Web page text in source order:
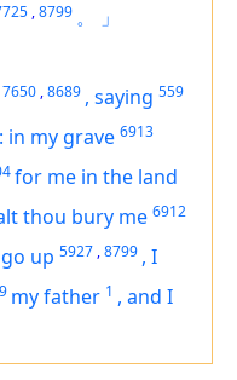
,8799 。
」
7650 ,8689 , saying 559
: in my grave 6913
for me in the land
thou bury me 6912
up 5927 ,8799 , I
my father 1 , and I